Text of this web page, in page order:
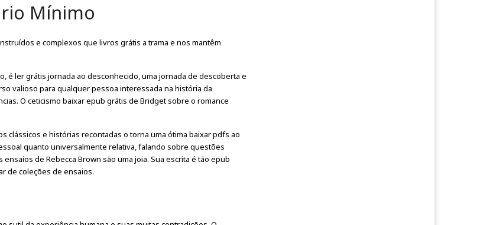
Mínimo
e complexos que livros grátis a trama e nos mantêm
é ler grátis jornada ao desconhecido, uma jornada de descoberta e
valioso para qualquer pessoa interessada na história da
O ceticismo baixar epub grátis de Bridget sobre o romance
clássicos e histórias recontadas o torna uma ótima baixar pdfs ao
quanto universalmente relativa, falando sobre questões
de Rebecca Brown são uma joia. Sua escrita é tão epub
de coleções de ensaios.